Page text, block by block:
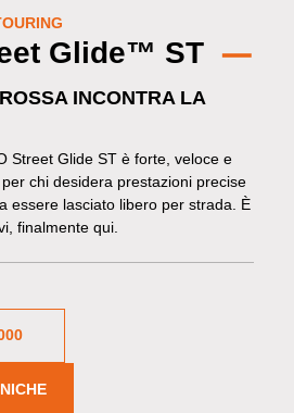
Glide™ ST
INCONTRA LA
Street Glide ST è forte, veloce e
chi desidera prestazioni precise
essere lasciato libero per strada. È
finalmente qui.